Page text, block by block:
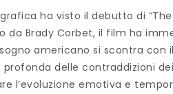
ha visto il debutto di
da Brady Corbet, il film ha
americano si scontra con
delle contraddizioni
l’evoluzione emotiva e